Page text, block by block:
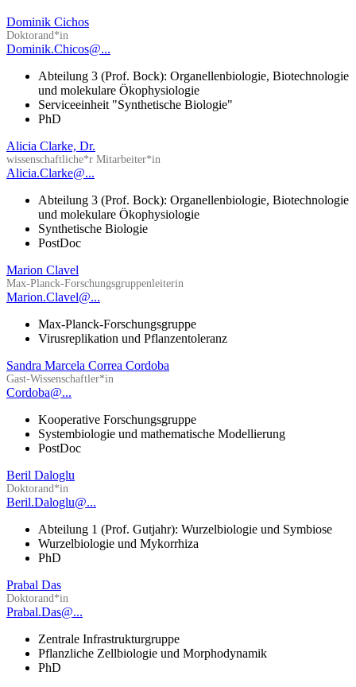
Dominik Cichos
Doktorand*in
Dominik.Chicos@...
Abteilung 3 (Prof. Bock): Organellenbiologie, Biotechnologie
und molekulare Ökophysiologie
Serviceeinheit "Synthetische Biologie"
PhD
Alicia Clarke, Dr.
wissenschaftliche*r Mitarbeiter*in
Alicia.Clarke@...
Abteilung 3 (Prof. Bock): Organellenbiologie, Biotechnologie
und molekulare Ökophysiologie
Synthetische Biologie
PostDoc
Marion Clavel
Max-Planck-Forschungsgruppenleiterin
Marion.Clavel@...
Max-Planck-Forschungsgruppe
Virusreplikation und Pflanzentoleranz
Sandra Marcela Correa Cordoba
Gast-Wissenschaftler*in
Cordoba@...
Kooperative Forschungsgruppe
Systembiologie und mathematische Modellierung
PostDoc
Beril Daloglu
Doktorand*in
Beril.Daloglu@...
Abteilung 1 (Prof. Gutjahr): Wurzelbiologie und Symbiose
Wurzelbiologie und Mykorrhiza
PhD
Prabal Das
Doktorand*in
Prabal.Das@...
Zentrale Infrastrukturgruppe
Pflanzliche Zellbiologie und Morphodynamik
PhD